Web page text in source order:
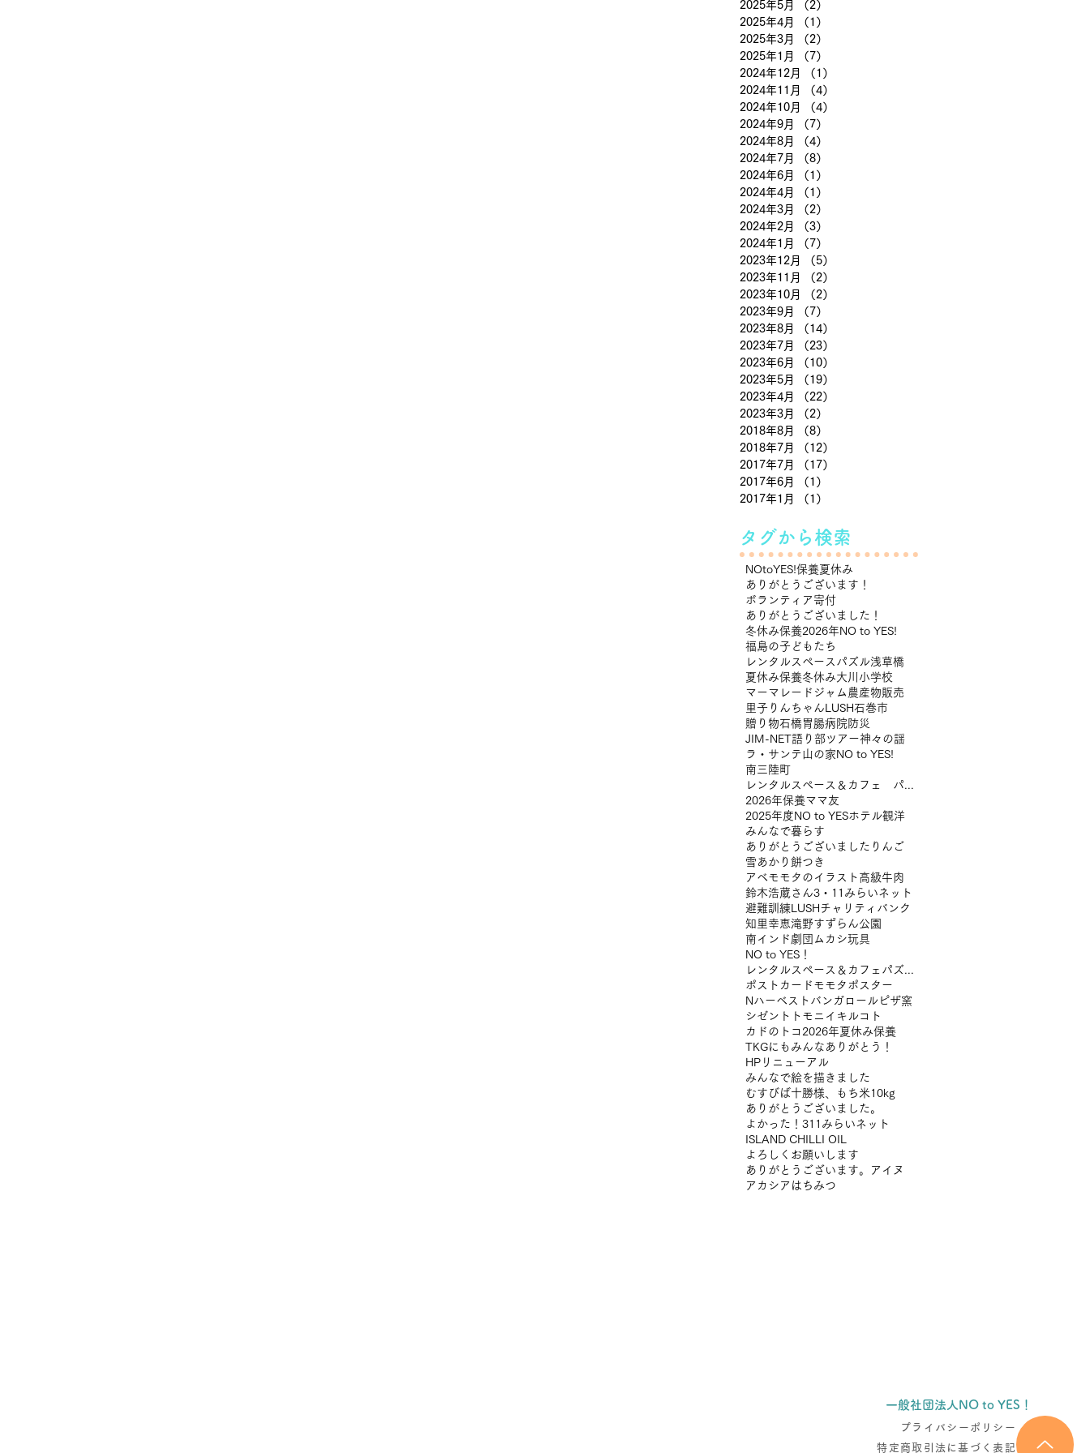
2025年5月
（2）
2025年4月
（1）
2025年3月
（2）
2025年1月
（7）
2024年12月
（1）
2024年11月
（4）
2024年10月
（4）
2024年9月
（7）
2024年8月
（4）
2024年7月
（8）
2024年6月
（1）
2024年4月
（1）
2024年3月
（2）
2024年2月
（3）
2024年1月
（7）
2023年12月
（5）
2023年11月
（2）
2023年10月
（2）
2023年9月
（7）
2023年8月
（14）
2023年7月
（23）
2023年6月
（10）
2023年5月
（19）
2023年4月
（22）
2023年3月
（2）
2018年8月
（8）
2018年7月
（12）
2017年7月
（17）
2017年6月
（1）
2017年1月
（1）
タグから検索
NOtoYES!保養夏休み
ありがとうございます！
ボランティア 寄付
ありがとうございました！
冬休み保養2026年NO to YES!
福島の子どもたち
レンタルスペースパズル浅草橋
夏休み保養冬休み大川小学校
マーマレードジャム 農産物販売
里子 りんちゃん LUSH石巻市
贈り物石橋胃腸病院防災
JIM-NET語り部ツアー神々の謡
ラ・サンテ山の家 NO to YES!
南三陸町
レンタルスペース＆カフェ パズル浅草橋
2026年保養ママ友
2025年度NO to YESホテル観洋
みんなで暮らす
ありがとうございました りんご
雪あかり 餅つき
アベモモタのイラスト 高級牛肉
鈴木浩蔵さん3・11みらいネット
避難訓練 LUSHチャリティバンク
知里幸恵滝野すずらん公園
南インド 劇団ムカシ玩具
NO to YES！
レンタルスペース＆カフェパズル浅草橋
ポストカード モモタ ポスター
Nハーベスト バンガロール ピザ窯
シゼントトモニイキルコト
カドのトコ 2026年夏休み保養
TKGにも みんなありがとう！
HPリニューアル
みんなで絵を描きました
むすびば十勝様、
もち米10kg
ありがとうございました。
よかった！ 311みらいネット
ISLAND CHILLI OIL
よろしくお願いします
ありがとうございます。
アイヌ
アカシアはちみつ
一般社団法人NO to YES！
プライバシーポリシー
特定商取引法に基づく表記